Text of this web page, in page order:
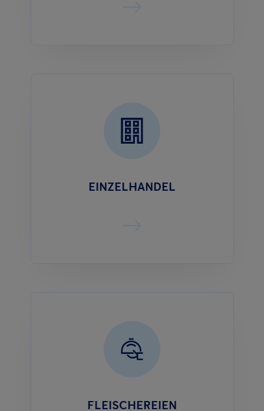
EINZELHANDEL
FLEISCHEREIEN